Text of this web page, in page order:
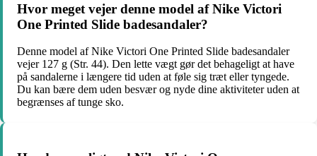
Hvor meget vejer denne model af Nike Victori
One Printed Slide badesandaler?
Denne model af Nike Victori One Printed Slide badesandaler
vejer 127 g (Str. 44). Den lette vægt gør det behageligt at have
på sandalerne i længere tid uden at føle sig træt eller tyngede.
Du kan bære dem uden besvær og nyde dine aktiviteter uden at
begrænses af tunge sko.